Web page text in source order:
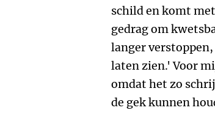
schild en komt
gedrag om
langer
laten zien.' Voor
omdat het zo
de gek kunnen